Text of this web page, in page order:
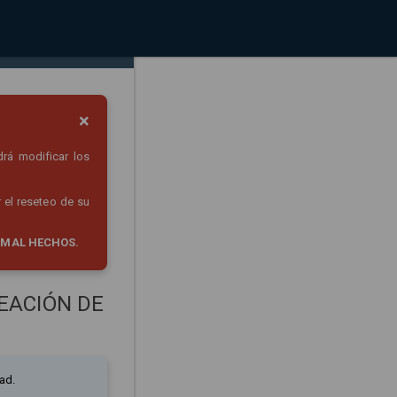
×
modificar los
el reseteo de su
HECHOS.
DE